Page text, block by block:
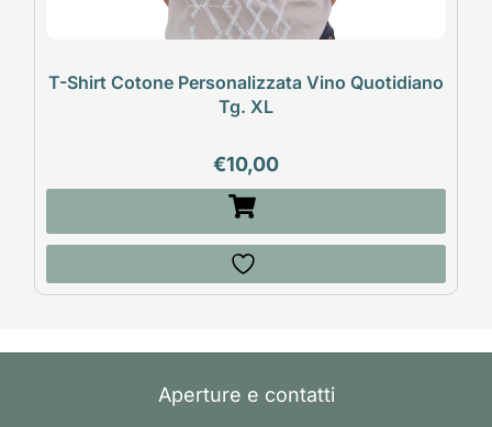
T-Shirt Cotone Personalizzata Vino Quotidiano
Tg. XL
€10,00
Aperture e contatti